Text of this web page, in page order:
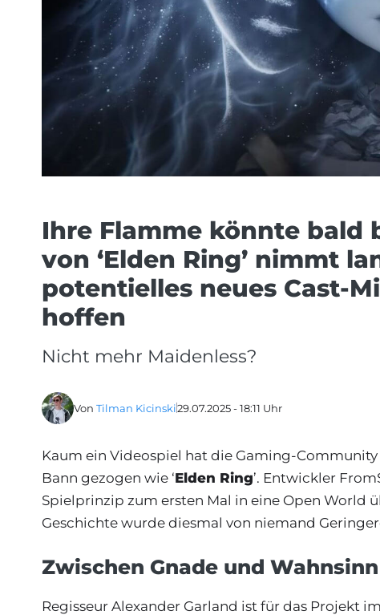
Ihre Flamme könnte bald
von ‘Elden Ring’ nimmt
potentielles neues Cast-
hoffen
Nicht mehr Maidenless?
Von Tilman Kicinski29.07.2025 - 18:11 Uhr
Kaum ein Videospiel hat die Gaming-
Bann gezogen wie ‘Elden Ring’. Entwickler
Spielprinzip zum ersten Mal in eine Open
Geschichte wurde diesmal von niemand
Zwischen Gnade und Wahnsinn
Regisseur Alexander Garland ist für das Projekt